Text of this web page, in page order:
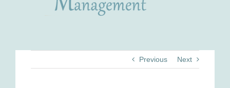
Previous Next